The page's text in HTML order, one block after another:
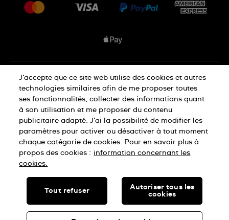
Conditions De Vente
Nous rejoindre
Déclaration de confidentialité
Déclaration concernant les cookies
Conditions d'utilisation
SWISS MADE
© SWATCH LTD, 2026 TOUS DROITS RÉSERVÉS : MONTRES
J’accepte que ce site web utilise des cookies et autres
technologies similaires afin de me proposer toutes
ses fonctionnalités, collecter des informations quant
à son utilisation et me proposer du contenu
publicitaire adapté. J’ai la possibilité de modifier les
paramètres pour activer ou désactiver à tout moment
chaque catégorie de cookies. Pour en savoir plus à
propos des cookies : information concernant les
cookies.
Tout refuser
Autoriser tous les
cookies